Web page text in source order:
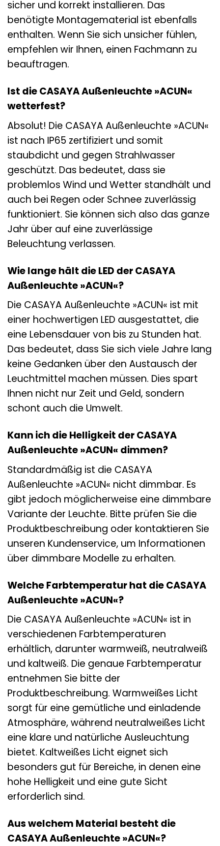
sicher und korrekt installieren. Das
benötigte Montagematerial ist ebenfalls
enthalten. Wenn Sie sich unsicher fühlen,
empfehlen wir Ihnen, einen Fachmann zu
beauftragen.
Ist die CASAYA Außenleuchte »ACUN«
wetterfest?
Absolut! Die CASAYA Außenleuchte »ACUN«
ist nach IP65 zertifiziert und somit
staubdicht und gegen Strahlwasser
geschützt. Das bedeutet, dass sie
problemlos Wind und Wetter standhält und
auch bei Regen oder Schnee zuverlässig
funktioniert. Sie können sich also das ganze
Jahr über auf eine zuverlässige
Beleuchtung verlassen.
Wie lange hält die LED der CASAYA
Außenleuchte »ACUN«?
Die CASAYA Außenleuchte »ACUN« ist mit
einer hochwertigen LED ausgestattet, die
eine Lebensdauer von bis zu Stunden hat.
Das bedeutet, dass Sie sich viele Jahre lang
keine Gedanken über den Austausch der
Leuchtmittel machen müssen. Dies spart
Ihnen nicht nur Zeit und Geld, sondern
schont auch die Umwelt.
Kann ich die Helligkeit der CASAYA
Außenleuchte »ACUN« dimmen?
Standardmäßig ist die CASAYA
Außenleuchte »ACUN« nicht dimmbar. Es
gibt jedoch möglicherweise eine dimmbare
Variante der Leuchte. Bitte prüfen Sie die
Produktbeschreibung oder kontaktieren Sie
unseren Kundenservice, um Informationen
über dimmbare Modelle zu erhalten.
Welche Farbtemperatur hat die CASAYA
Außenleuchte »ACUN«?
Die CASAYA Außenleuchte »ACUN« ist in
verschiedenen Farbtemperaturen
erhältlich, darunter warmweiß, neutralweiß
und kaltweiß. Die genaue Farbtemperatur
entnehmen Sie bitte der
Produktbeschreibung. Warmweißes Licht
sorgt für eine gemütliche und einladende
Atmosphäre, während neutralweißes Licht
eine klare und natürliche Ausleuchtung
bietet. Kaltweißes Licht eignet sich
besonders gut für Bereiche, in denen eine
hohe Helligkeit und eine gute Sicht
erforderlich sind.
Aus welchem Material besteht die
CASAYA Außenleuchte »ACUN«?